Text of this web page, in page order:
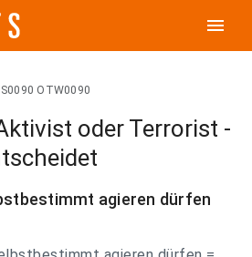
menu
OTW0090
oder Terrorist -
agieren dürfen